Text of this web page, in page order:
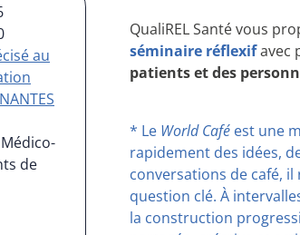
au
Médico-
de
QualiREL Santé vous
séminaire réflexifavec
patients et des
* Le World Café est une
rapidement des idées,
conversations de café,
question clé. À
la construction